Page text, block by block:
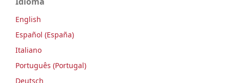
English
Español (España)
Italiano
Português (Portugal)
Deutsch